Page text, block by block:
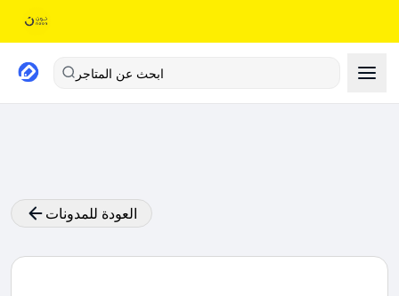
ابحث عن المتاجر
العودة للمدونات